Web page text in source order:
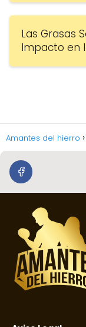
Las Grasas
Impacto en
Amantes del hierro